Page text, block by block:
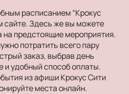
расписанием “Крокус
сайте. Здесь же вы можете
на предстоящие мероприятия.
потратить всего пару
заказ, выбрав день
и удобный способ оплаты.
из афиши Крокус Сити
места онлайн.